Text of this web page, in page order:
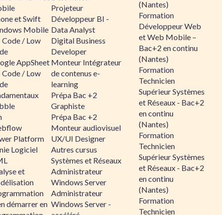
et Swift
Mobile
/ Low
AppSheet
/ Low
Platform
Logiciel
et
démarrer en
Projeteur
Développeur BI -
Data Analyst
Digital Business
Developer
Monteur Intégrateur
de contenus e-
learning
Prépa Bac +2
Graphiste
Prépa Bac +2
Monteur audiovisuel
UX/UI Designer
Autres cursus
Systèmes et Réseaux
Administrateur
Windows Server
Administrateur
Windows Server -
(Nantes)
Formation
Développeur Web
et Web Mobile –
Bac+2 en continu
(Nantes)
Formation
Technicien
Supérieur Systèmes
et Réseaux - Bac+2
en continu
(Nantes)
Formation
Technicien
Supérieur Systèmes
et Réseaux - Bac+2
en continu
(Nantes)
Formation
Technicien